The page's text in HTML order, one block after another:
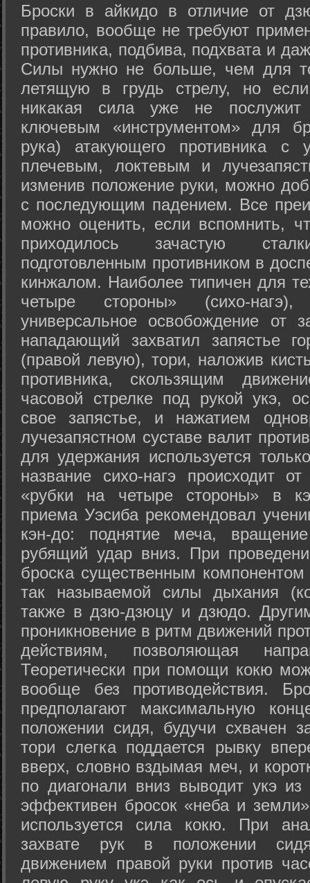
Броски в айкидо в отличие от
правило, вообще не требуют
противника, подбива, подхвата и
Силы нужно не больше, чем для
летящую в грудь стрелу, но
никакая сила уже не
ключевым «инструментом» для
рука) атакующего противника с
плечевым, локтевым и
изменив положение руки, можно
с последующим падением. Все
можно оценить, если вспомнить,
приходилось зачастую
подготовленным противником в
кинжалом. Наиболее типичен для
четыре стороны» (сихо-
универсальное освобождение от
нападающий захватил запястье
(правой левую), тори, наложив
противника, скользящим
часовой стрелке под рукой укэ,
свое запястье, и нажатием
лучезапястном суставе валит
для удержания используется
название сихо-нагэ происходит
«рубки на четыре стороны» в
приема Уэсиба рекомендовал
кэн-до: поднятие меча,
рубящий удар вниз. При
броска существенным компонентом
так называемой силы дыхания
также в дзю-дзюцу и дзюдо.
проникновение в ритм движений
действиям, позволяющая
Теоретически при помощи кокю
вообще без противодействия.
предполагают максимальную
положении сидя, будучи схвачен
тори слегка поддается рывку
вверх, словно вздымая меч, и
по диагонали вниз выводит укэ
эффективен бросок «неба и
используется сила кокю. При
захвате рук в положении
движением правой руки против